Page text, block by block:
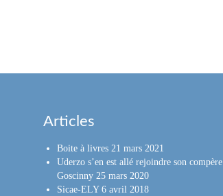
Articles
Boite à livres 21 mars 2021
Uderzo s’en est allé rejoindre son compère
Goscinny 25 mars 2020
Sicae-ELY 6 avril 2018